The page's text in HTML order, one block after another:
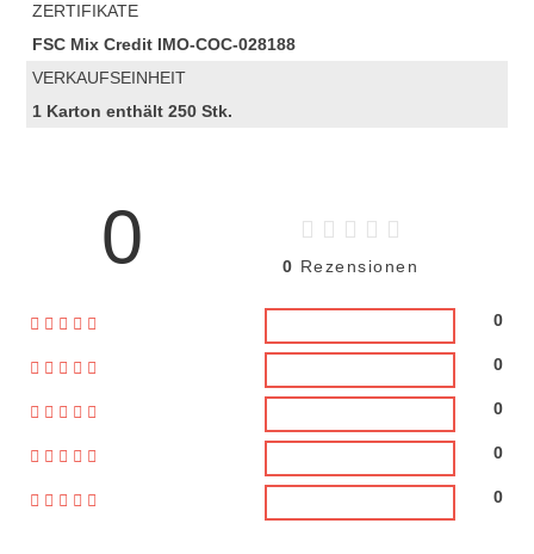
ZERTIFIKATE
FSC Mix Credit IMO-COC-028188
VERKAUFSEINHEIT
1 Karton enthält 250 Stk.
0 0 Rezensionen
0
0
0
0
0